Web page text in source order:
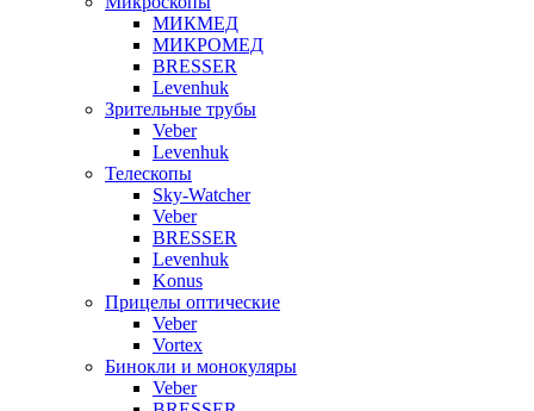
МИКМЕД
МИКРОМЕД
BRESSER
Levenhuk
Зрительные трубы
Veber
Levenhuk
Телескопы
Sky-Watcher
Veber
BRESSER
Levenhuk
Konus
Прицелы оптические
Veber
Vortex
Бинокли и монокуляры
Veber